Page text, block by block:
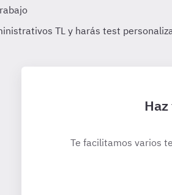
Te facilitamos varios